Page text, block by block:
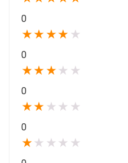
0
★★ ★★ ★
0
★★ ★ ★ ★
0
★★ ★ ★ ★
0
★ ★ ★ ★ ★